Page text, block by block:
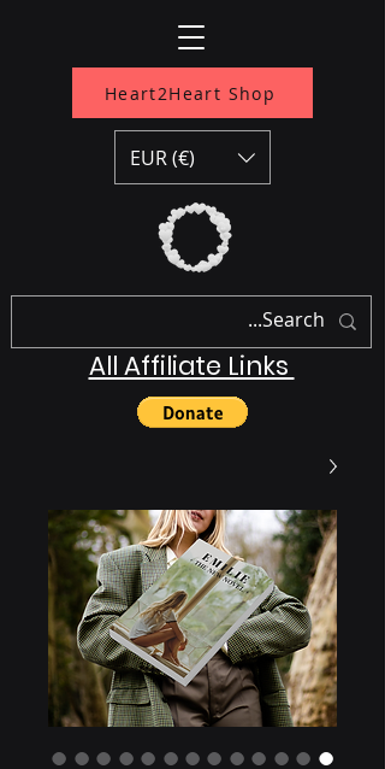
Heart2Heart Shop
All Affiliate Links
EUR (€)